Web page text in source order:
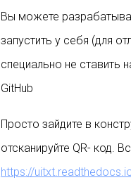
Вы можете
запустить у себя (для
специально не ставить
GitHub
Просто зайдите в
отсканируйте QR- код.
https://